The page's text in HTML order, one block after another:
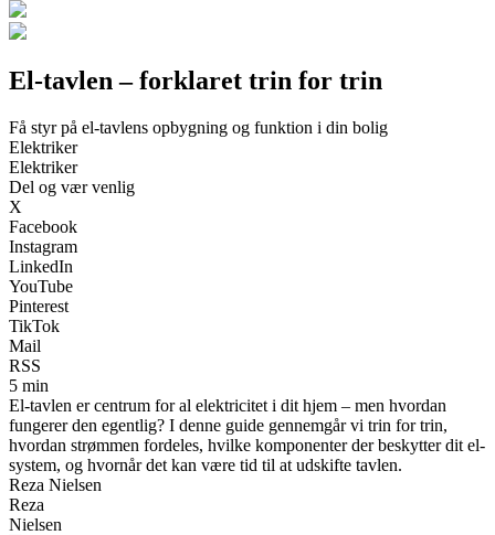
El-tavlen – forklaret trin for trin
Få styr på el-tavlens opbygning og funktion i din bolig
Elektriker
Elektriker
Del og vær venlig
X
Facebook
Instagram
LinkedIn
YouTube
Pinterest
TikTok
Mail
RSS
5 min
El-tavlen er centrum for al elektricitet i dit hjem – men hvordan
fungerer den egentlig? I denne guide gennemgår vi trin for trin,
hvordan strømmen fordeles, hvilke komponenter der beskytter dit el-
system, og hvornår det kan være tid til at udskifte tavlen.
Reza Nielsen
Reza
Nielsen